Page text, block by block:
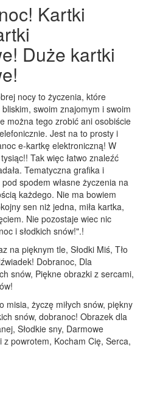
Kartki
Duże kartki
nocy to życzenia, które
swoim znajomym i swoim
można tego zrobić ani osobiście
Jest na to prosty i
e-kartkę elektroniczną! W
Tak więc łatwo znaleźć
Tematyczna grafika i
spodem własne życzenia na
każdego. Nie ma bowiem
sen niż jedna, miła kartka,
Nie pozostaje wiec nic
i słodkich snów!".!
na pięknym tle, Słodki Miś, Tło
Dobranoc, Dla
snów, Piękne obrazki z sercami,
misia, życzę miłych snów, piękny
snów, dobranoc! Obrazek dla
Słodkie sny, Darmowe
z powrotem, Kocham Cię, Serca,